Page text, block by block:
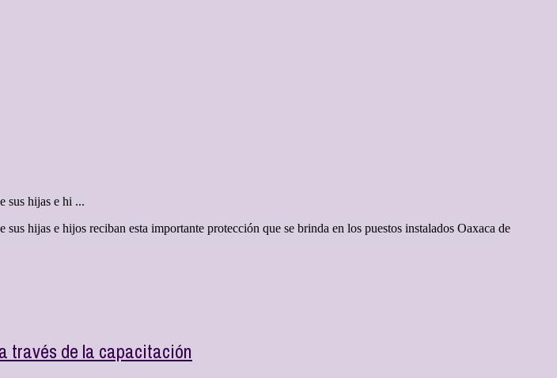
sus hijas e hi ...
hijas e hijos reciban esta importante protección que se brinda en los puestos instalados Oaxaca de
través de la capacitación